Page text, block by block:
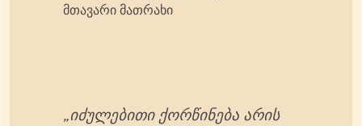
მთავარი მათრახი
„იძულებითი ქორწინება არის